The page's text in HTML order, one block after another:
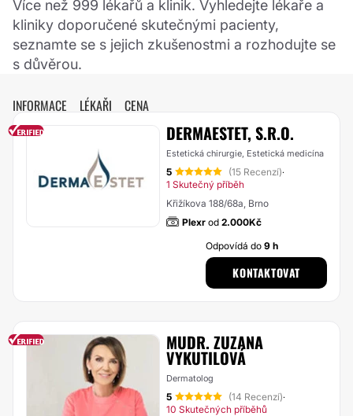
Více než 999 lékařů a klinik. Vyhledejte lékaře a
kliniky doporučené skutečnými pacienty,
seznamte se s jejich zkušenostmi a rozhodujte se
s důvěrou.
INFORMACE LÉKAŘI CENA
DERMAESTET, S.R.O.
Estetická chirurgie, Estetická medicína
5 (15 Recenzí)·
1 Skutečný příběh
Křižíkova 188/68a, Brno
Plexr od 2.000Kč
Odpovídá do9 h
KONTAKTOVAT
MUDR. ZUZANA
VYKUTILOVÁ
Dermatolog
5 (14 Recenzí)·
10 Skutečných příběhů